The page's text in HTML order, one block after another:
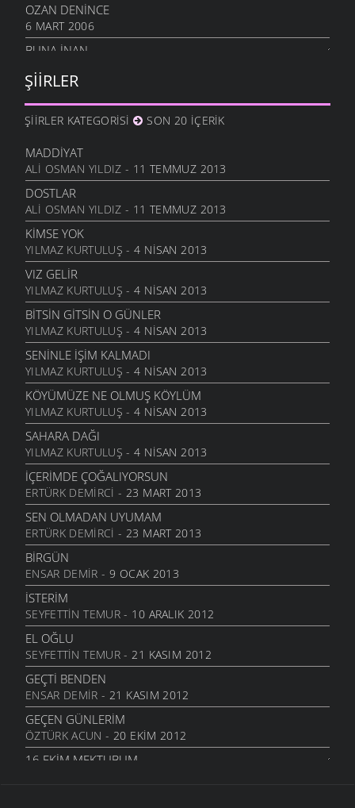
OZAN DENINCE
6 MART 2006
BUNA İNAN
NASIL OLUR
6 MART 2006
İHTIYAR İNSAN
6 MART 2006
SEVGI ÜSTÜNE
6 MART 2006
ANLATAMADIK
6 MART 2006
GEL
6 MART 2006
ANNE
6 MART 2006
NATAŞA
6 MART 2006
ACABA
6 MART 2006
DOLUDUR
6 MART 2006
DAHASI VAR
6 MART 2006
ÖĞRETMENI GÖR
6 MART 2006
ÇORUH
6 MART 2006
SANA MUHTACIM
6 MART 2006
KALMADI
6 MART 2006
DÖRT İŞLEM
6 MART 2006
HASTANE
6 MART 2006
YOK OLDUM
6 MART 2006
ŞIIRLER
ŞIIRLER KATEGORISI SON 20 İÇERIK
MADDIYAT
ALI OSMAN YILDIZ - 11 TEMMUZ 2013
DOSTLAR
ALI OSMAN YILDIZ - 11 TEMMUZ 2013
KIMSE YOK
YILMAZ KURTULUŞ - 4 NISAN 2013
VIZ GELIR
YILMAZ KURTULUŞ - 4 NISAN 2013
BITSIN GITSIN O GÜNLER
YILMAZ KURTULUŞ - 4 NISAN 2013
SENINLE İŞIM KALMADI
YILMAZ KURTULUŞ - 4 NISAN 2013
KÖYÜMÜZE NE OLMUŞ KÖYLÜM
YILMAZ KURTULUŞ - 4 NISAN 2013
SAHARA DAĞI
YILMAZ KURTULUŞ - 4 NISAN 2013
İÇERIMDE ÇOĞALIYORSUN
ERTÜRK DEMIRCI - 23 MART 2013
SEN OLMADAN UYUMAM
ERTÜRK DEMIRCI - 23 MART 2013
BIRGÜN
ENSAR DEMIR - 9 OCAK 2013
İSTERIM
SEYFETTIN TEMUR- 10 ARALIK 2012
EL OĞLU
SEYFETTIN TEMUR- 21 KASIM 2012
GEÇTI BENDEN
ENSAR DEMIR - 21 KASIM 2012
GEÇEN GÜNLERIM
ÖZTÜRK ACUN - 20 EKIM 2012
16.EKIM MEKTUBUM